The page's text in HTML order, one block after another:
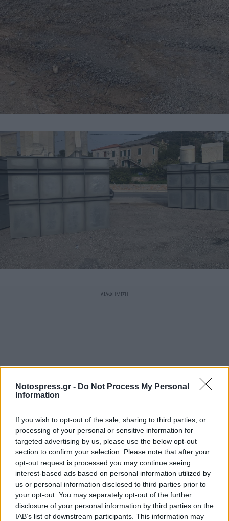
Notospress.gr - Do Not Process My Personal
Information
If you wish to opt-out of the sale, sharing to third parties, or
processing of your personal or sensitive information for
targeted advertising by us, please use the below opt-out
section to confirm your selection. Please note that after your
opt-out request is processed you may continue seeing
interest-based ads based on personal information utilized by
us or personal information disclosed to third parties prior to
your opt-out. You may separately opt-out of the further
disclosure of your personal information by third parties on the
IAB’s list of downstream participants. This information may